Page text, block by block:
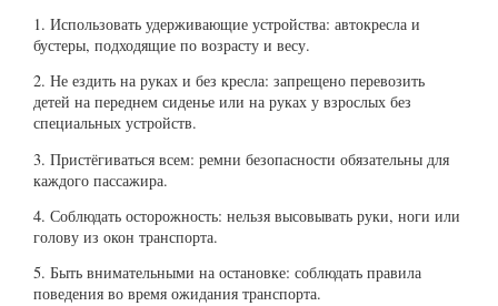
1. Использовать удерживающие устройства: автокресла и
бустеры, подходящие по возрасту и весу.
2. Не ездить на руках и без кресла: запрещено перевозить
детей на переднем сиденье или на руках у взрослых без
специальных устройств.
3. Пристёгиваться всем: ремни безопасности обязательны для
каждого пассажира.
4. Соблюдать осторожность: нельзя высовывать руки, ноги или
голову из окон транспорта.
5. Быть внимательными на остановке: соблюдать правила
поведения во время ожидания транспорта.